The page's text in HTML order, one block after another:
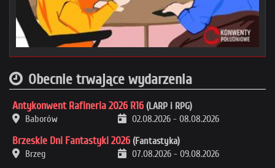
Obecnie trwające wydarzenia
Antykonwent Rafineria 2026 R16 (LARP i RPG)
Baborów
02.08.2026 - 08.08.2026
Brzeskie Dni Fantastyki 2026 (Fantastyka)
Brzeg
07.08.2026 - 09.08.2026